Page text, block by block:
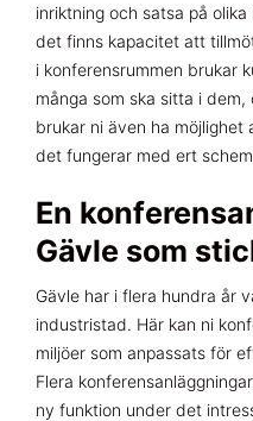
inriktning och satsa på
det finns kapacitet att
i konferensrummen brukar
många som ska sitta i
brukar ni även ha
det fungerar med ert
En
Gävle som
Gävle har i flera hundra år
industristad. Här kan ni
miljöer som anpassats för
Flera
ny funktion under det